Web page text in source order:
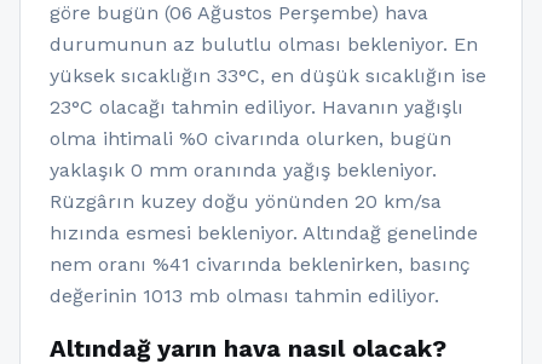
göre bugün (06 Ağustos Perşembe) hava
durumunun az bulutlu olması bekleniyor. En
yüksek sıcaklığın 33°C, en düşük sıcaklığın ise
23°C olacağı tahmin ediliyor. Havanın yağışlı
olma ihtimali %0 civarında olurken, bugün
yaklaşık 0 mm oranında yağış bekleniyor.
Rüzgârın kuzey doğu yönünden 20 km/sa
hızında esmesi bekleniyor. Altındağ genelinde
nem oranı %41 civarında beklenirken, basınç
değerinin 1013 mb olması tahmin ediliyor.
Altındağ yarın hava nasıl olacak?